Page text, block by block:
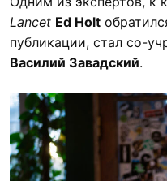
Lancet Ed Holt
публикации, стал со-
Василий Завадский.